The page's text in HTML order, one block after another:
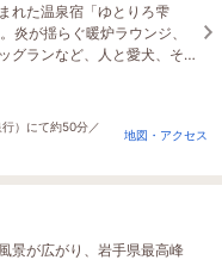
れた温泉宿「ゆとりろ雫
炎が揺らぐ暖炉ラウンジ、
グランなど、人と愛犬、そ
ンツをご用意しておりま
）にて約50分／
地図・アクセス
景が広がり、岩手県最高峰